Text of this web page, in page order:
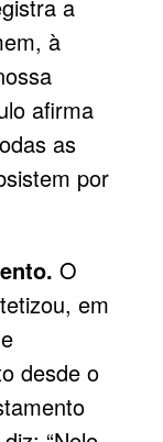
a
à
afirma
as
por
O
em
desde o